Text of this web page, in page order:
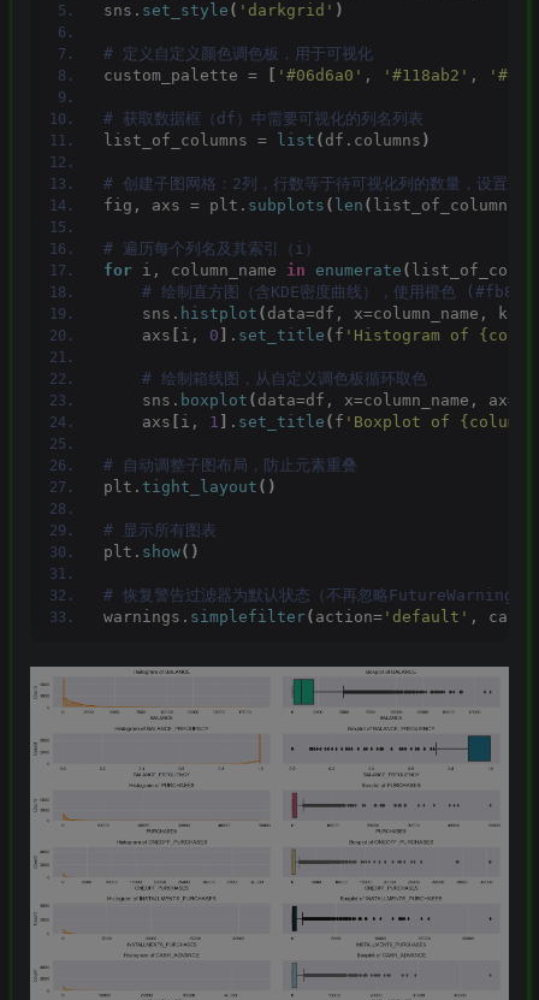
sns. set_style ( 'darkgrid' )
# 定义自定义颜色调色板，用于可视化
custom_palette =
'#06d6a0' , '#118ab2' ,
# 获取数据框（df）中需要可视化的列名列表
list_of_columns =
list ( df.columns )
# 创建子图网格：2列，行数等于待可视化列的数量，设置
fig, axs = plt. subplots ( len ( list_of_columns
# 遍历每个列名及其索引（i）
for i, column_name in enumerate (
# 绘制直方图（含KDE密度曲线），使用橙色
    sns.
histplot ( data=df, x=column_name, kde=
    axs
i, 0 . set_title ( f 'Histogram of
# 绘制箱线图，从自定义调色板循环取色
    sns.
boxplot ( data=df, x=column_name,
    axs
i, 1 . set_title ( f 'Boxplot of
# 自动调整子图布局，防止元素重叠
plt. tight_layout ()
# 显示所有图表
plt. show()
# 恢复警告过滤器为默认状态（不再忽略FutureWarning）
warnings. simplefilter( action= 'default' ,